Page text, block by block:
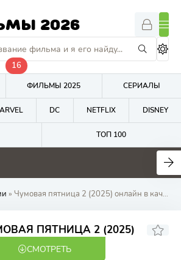
2026
16
ФИЛЬМЫ 2025 СЕРИАЛЫ
DC NETFLIX DISNEY
ТОП 100
» Чумовая пятница 2 (2025) онлайн в качестве на ЛордФильм
ПЯТНИЦА 2 (2025)
СМОТРЕТЬ